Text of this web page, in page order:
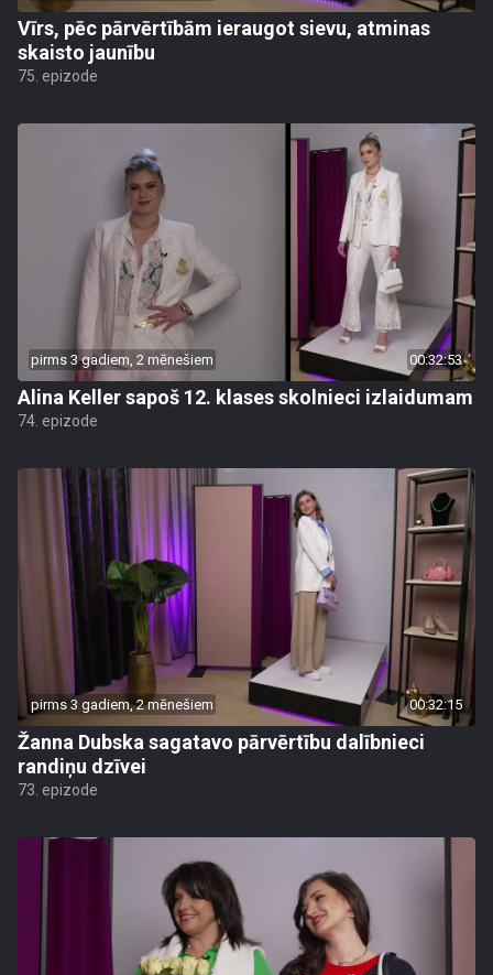
Vīrs, pēc pārvērtībām ieraugot sievu, atminas
skaisto jaunību
75. epizode
pirms 3 gadiem, 2 mēnešiem 00:32:53
Alina Keller sapoš 12. klases skolnieci izlaidumam
74. epizode
pirms 3 gadiem, 2 mēnešiem 00:32:15
Žanna Dubska sagatavo pārvērtību dalībnieci
randiņu dzīvei
73. epizode